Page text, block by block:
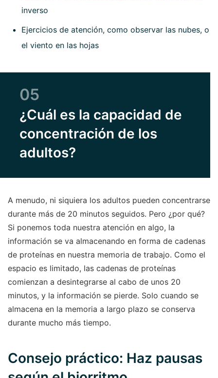
inverso
Ejercicios de atención, como observar las nubes, o
el viento en las hojas
05
¿Cuál es la capacidad de
concentración de los
adultos?
A menudo, ni siquiera los adultos pueden concentrarse
durante más de 20 minutos seguidos. Pero ¿por qué?
Si ponemos toda nuestra atención en algo, la
información se va almacenando en forma de cadenas
de proteínas en nuestra memoria de trabajo. Como el
espacio es limitado, las cadenas de proteínas
comienzan a desintegrarse al cabo de unos 20
minutos, y la información se pierde. Solo cuando se
almacena en la memoria a largo plazo se conserva
durante mucho más tiempo.
Consejo práctico: Haz pausas